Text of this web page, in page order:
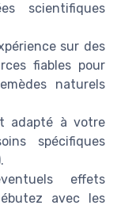
scientifiques
sur des
fiables pour
naturels
adapté à votre
spécifiques
effets
avec les